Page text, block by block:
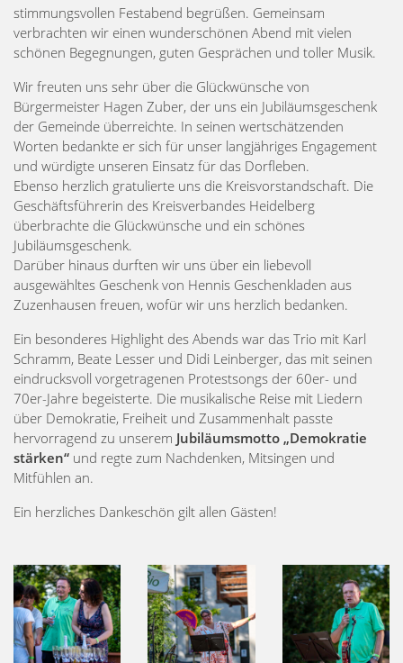
stimmungsvollen Festabend begrüßen. Gemeinsam
verbrachten wir einen wunderschönen Abend mit vielen
schönen Begegnungen, guten Gesprächen und toller Musik.
Wir freuten uns sehr über die Glückwünsche von
Bürgermeister Hagen Zuber, der uns ein Jubiläumsgeschenk
der Gemeinde überreichte. In seinen wertschätzenden
Worten bedankte er sich für unser langjähriges Engagement
und würdigte unseren Einsatz für das Dorfleben.
Ebenso herzlich gratulierte uns die Kreisvorstandschaft. Die
Geschäftsführerin des Kreisverbandes Heidelberg
überbrachte die Glückwünsche und ein schönes
Jubiläumsgeschenk.
Darüber hinaus durften wir uns über ein liebevoll
ausgewähltes Geschenk von Hennis Geschenkladen aus
Zuzenhausen freuen, wofür wir uns herzlich bedanken.
Ein besonderes Highlight des Abends war das Trio mit Karl
Schramm, Beate Lesser und Didi Leinberger, das mit seinen
eindrucksvoll vorgetragenen Protestsongs der 60er- und
70er-Jahre begeisterte. Die musikalische Reise mit Liedern
über Demokratie, Freiheit und Zusammenhalt passte
hervorragend zu unserem Jubiläumsmotto „Demokratie
stärken“ und regte zum Nachdenken, Mitsingen und
Mitfühlen an.
Ein herzliches Dankeschön gilt allen Gästen!